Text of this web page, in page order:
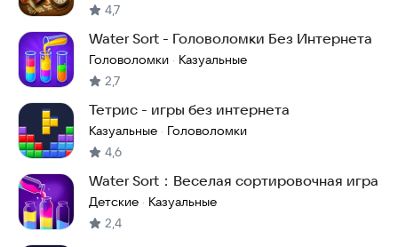
4,7
Water Sort - Головоломки Без Интернета
Головоломки · Казуальные
2,7
Тетрис - игры без интернета
Казуальные · Головоломки
4,6
Water Sort：Веселая сортировочная игра
Детские · Казуальные
2,4